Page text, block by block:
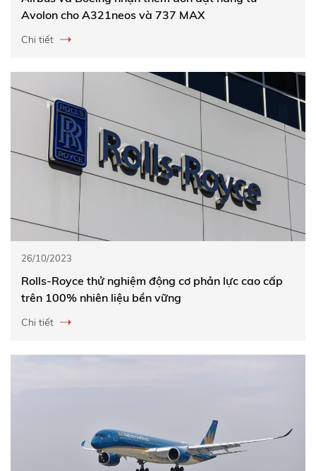
Avolon cho A321neos và 737 MAX
Chi tiết
26/10/2023
Rolls-Royce thử nghiệm động cơ phản lực cao cấp
trên 100% nhiên liệu bền vững
Chi tiết